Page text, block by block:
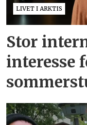
LIVET I ARKTIS
Stor
interesse